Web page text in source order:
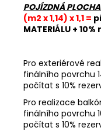
POJÍZDNÁ
(m2 x 1,14) x 1,1 =
MATERIÁLU +
Pro exteriérové
finálního povrchu
počítat s 10%
Pro realizace
finálního povrchu
počítat s 10%